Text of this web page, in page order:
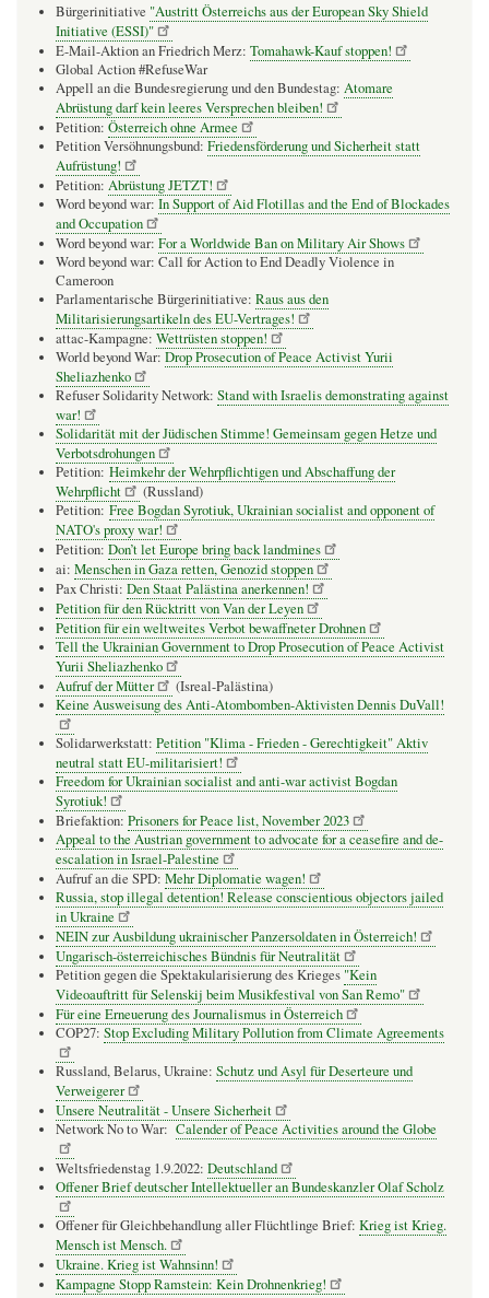
Bürgerinitiative "Austritt Österreichs aus der European Sky Shield
Initiative (ESSI)"
E-Mail-Aktion an Friedrich Merz: Tomahawk-Kauf stoppen!
Global Action #RefuseWar
Appell an die Bundesregierung und den Bundestag: Atomare
Abrüstung darf kein leeres Versprechen bleiben!
Petition: Österreich ohne Armee
Petition Versöhnungsbund: Friedensförderung und Sicherheit statt
Aufrüstung!
Petition: Abrüstung JETZT!
Word beyond war: In Support of Aid Flotillas and the End of Blockades
and Occupation
Word beyond war: For a Worldwide Ban on Military Air Shows
Word beyond war: Call for Action to End Deadly Violence in
Cameroon
Parlamentarische Bürgerinitiative: Raus aus den
Militarisierungsartikeln des EU-Vertrages!
attac-Kampagne: Wettrüsten stoppen!
World beyond War: Drop Prosecution of Peace Activist Yurii
Sheliazhenko
Refuser Solidarity Network: Stand with Israelis demonstrating against
war!
Solidarität mit der Jüdischen Stimme! Gemeinsam gegen Hetze und
Verbotsdrohungen
Petition: Heimkehr der Wehrpflichtigen und Abschaffung der
Wehrpflicht
(Russland)
Petition: Free Bogdan Syrotiuk, Ukrainian socialist and opponent of
NATO's proxy war!
Petition: Don’t let Europe bring back landmines
ai: Menschen in Gaza retten, Genozid stoppen
Pax Christi: Den Staat Palästina anerkennen!
Petition für den Rücktritt von Van der Leyen
Petition für ein weltweites Verbot bewaffneter Drohnen
Tell the Ukrainian Government to Drop Prosecution of Peace Activist
Yurii Sheliazhenko
Aufruf der Mütter
(Isreal-Palästina)
Keine Ausweisung des Anti-Atombomben-Aktivisten Dennis DuVall!
Solidarwerkstatt: Petition "Klima - Frieden - Gerechtigkeit" Aktiv
neutral statt EU-militarisiert!
Freedom for Ukrainian socialist and anti-war activist Bogdan
Syrotiuk!
Briefaktion: Prisoners for Peace list, November 2023
Appeal to the Austrian government to advocate for a ceasefire and de-
escalation in Israel-Palestine
Aufruf an die SPD: Mehr Diplomatie wagen!
Russia, stop illegal detention! Release conscientious objectors jailed
in Ukraine
NEIN zur Ausbildung ukrainischer Panzersoldaten in Österreich!
Ungarisch-österreichisches Bündnis für Neutralität
Petition gegen die Spektakularisierung des Krieges "Kein
Videoauftritt für Selenskij beim Musikfestival von San Remo"
Für eine Erneuerung des Journalismus in Österreich
COP27: Stop Excluding Military Pollution from Climate Agreements
Russland, Belarus, Ukraine: Schutz und Asyl für Deserteure und
Verweigerer
Unsere Neutralität - Unsere Sicherheit
Network No to War: Calender of Peace Activities around the Globe
Weltsfriedenstag 1.9.2022: Deutschland
Offener Brief deutscher Intellektueller an Bundeskanzler Olaf Scholz
Offener für Gleichbehandlung aller Flüchtlinge Brief: Krieg ist Krieg.
Mensch ist Mensch.
Ukraine. Krieg ist Wahnsinn!
Kampagne Stopp Ramstein: Kein Drohnenkrieg!